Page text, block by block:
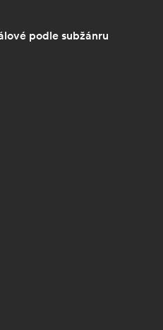
podle subžánru